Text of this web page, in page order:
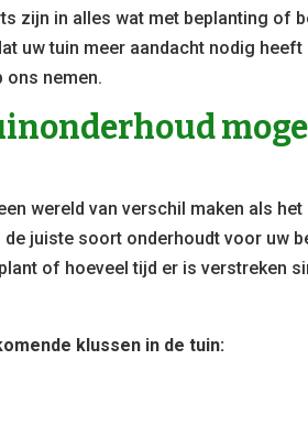
zijn in alles wat met beplanting of
uw tuin meer aandacht nodig heeft
ons nemen.
wereld van verschil maken als
juiste soort onderhoudt voor uw
of hoeveel tijd er is verstreken
klussen in de tuin: